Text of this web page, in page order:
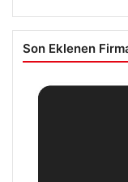
Son Eklenen